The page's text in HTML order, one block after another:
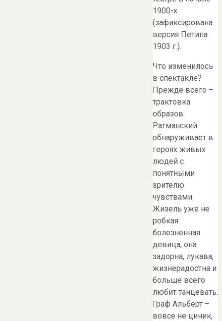
1900-х
(зафиксирована
версия Петипа
1903 г.).
Что изменилось
в спектакле?
Прежде всего –
трактовка
образов.
Ратманский
обнаруживает в
героях живых
людей с
понятными
зрителю
чувствами.
Жизель уже не
робкая
болезненная
девица, она
задорна, лукава,
жизнерадостна и
больше всего
любит танцевать.
Граф Альберт –
вовсе не циник,